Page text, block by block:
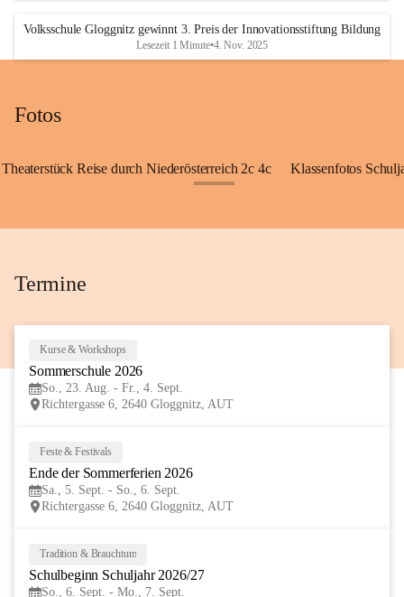
Volksschule Gloggnitz gewinnt 3. Preis der Innovationsstiftung Bildung
Lesezeit 1 Minute•4. Nov. 2025
Fotos
Theaterstück Reise durch Niederösterreich 2c 4c Klassenfotos
Termine
Kurse & Workshops
Sommerschule 2026
So., 23. Aug. - Fr., 4. Sept.
Richtergasse 6, 2640 Gloggnitz, AUT
Feste & Festivals
Ende der Sommerferien 2026
Sa., 5. Sept. - So., 6. Sept.
Richtergasse 6, 2640 Gloggnitz, AUT
Tradition & Brauchtum
Schulbeginn Schuljahr 2026/27
So., 6. Sept. - Mo., 7. Sept.